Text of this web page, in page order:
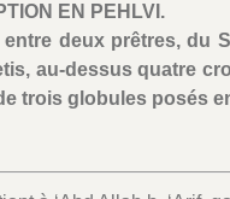
EN PEHLVI.
entre deux prêtres, du
au-dessus quatre
trois globules posés